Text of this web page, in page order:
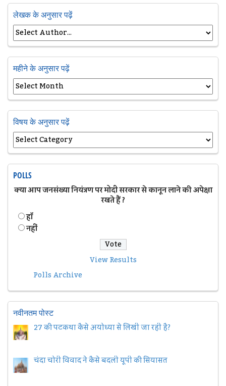
लेखक के अनुसार पढ़ें
महीने के अनुसार पढ़ें
विषय के अनुसार पढ़ें
POLLS
क्या आप जनसंख्या नियंत्रण पर मोदी सरकार से कानून लाने की अपेक्षा
रखते हैं ?
हॉं
नहीं
View Results
Polls Archive
नवीनतम पोस्ट
27 की पटकथा कैसे अयोध्या से लिखी जा रही है?
चंदा चोरी विवाद ने कैसे बदली यूपी की सियासत